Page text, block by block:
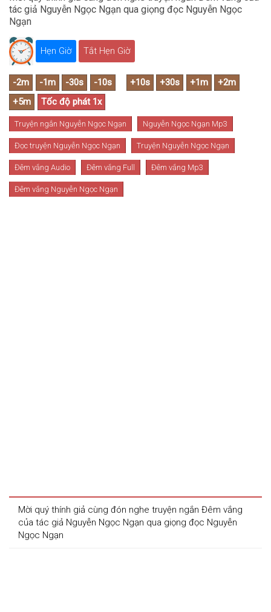
tác giả Nguyễn Ngọc Ngạn qua giọng đọc Nguyễn Ngọc
Ngạn
Hẹn Giờ Tắt Hẹn Giờ
Truyện ngắn Nguyễn Ngọc Ngạn Nguyễn Ngọc Ngạn Mp3
Đọc truyện Nguyễn Ngọc Ngạn Truyện Nguyễn Ngọc Ngạn
Đêm vắng Audio Đêm vắng Full Đêm vắng Mp3
Đêm vắng Nguyễn Ngọc Ngạn
Mời quý thính giả cùng đón nghe truyện ngắn Đêm vắng
của tác giả Nguyễn Ngọc Ngạn qua giọng đọc Nguyễn
Ngọc Ngạn